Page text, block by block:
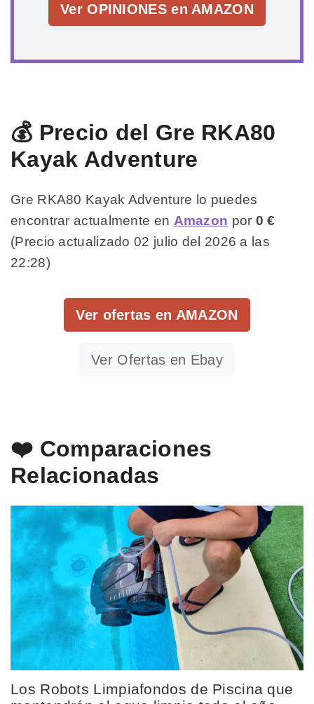
Ver OPINIONES en AMAZON
💰 Precio del Gre RKA80
Kayak Adventure
Gre RKA80 Kayak Adventure lo puedes
encontrar actualmente en Amazon por 0 €
(Precio actualizado 02 julio del 2026 a las
22:28)
Ver ofertas en AMAZON
Ver Ofertas en Ebay
❤️ Comparaciones
Relacionadas
Los Robots Limpiafondos de Piscina que